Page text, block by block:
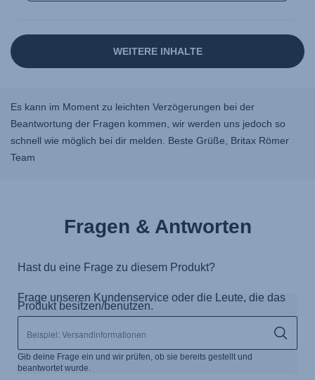
Es kann im Moment zu leichten Verzögerungen bei der
Beantwortung der Fragen kommen, wir werden uns jedoch so
schnell wie möglich bei dir melden. Beste Grüße, Britax Römer
Team
Fragen & Antworten